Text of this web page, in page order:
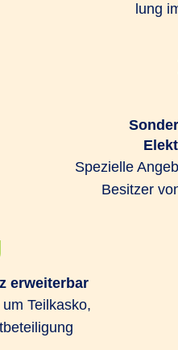
lung
Spezielle
Besitzer
erweiterbar
Teilkasko,